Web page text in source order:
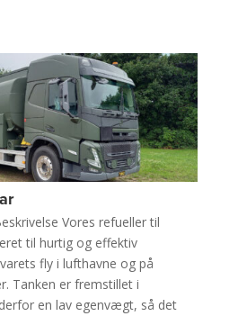
Vores refueller til
til hurtig og effektiv
fly i lufthavne og på
Tanken er fremstillet i
en lav egenvægt, så det